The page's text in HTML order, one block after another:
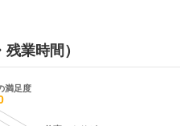
業時間）